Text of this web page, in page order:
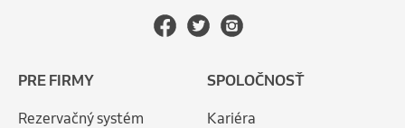
PRE FIRMY
Rezervačný systém
SPOLOČNOSŤ
Kariéra